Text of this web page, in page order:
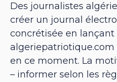
Des journalistes
créer un journal
concrétisée en lançant
algeriepatriotique.com
en ce moment. La
– informer selon les